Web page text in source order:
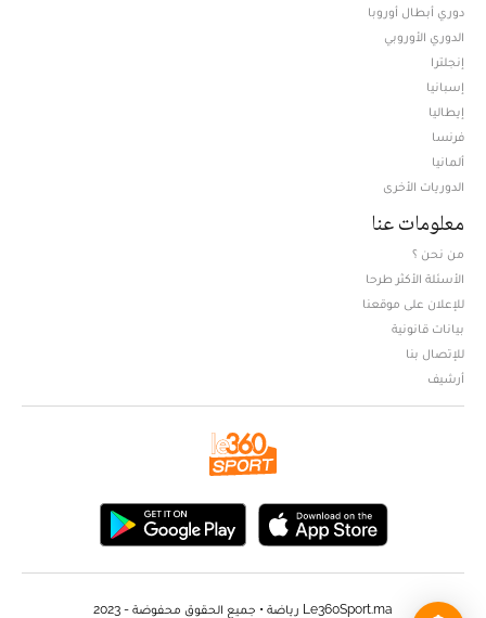
دوري أبطال أوروبا
الدوري الأوروبي
إنجلترا
إسبانيا
إيطاليا
فرنسا
ألمانيا
الدوريات الأخرى
معلومات عنا
من نحن ؟
الأسئلة الأكثر طرحا
للإعلان على موقعنا
بيانات قانونية
للإتصال بنا
أرشيف
Le360Sport.ma رياضة • جميع الحقوق محفوضة - 2023